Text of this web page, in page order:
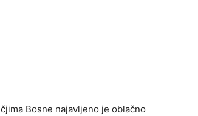
Bosne najavljeno je oblačno